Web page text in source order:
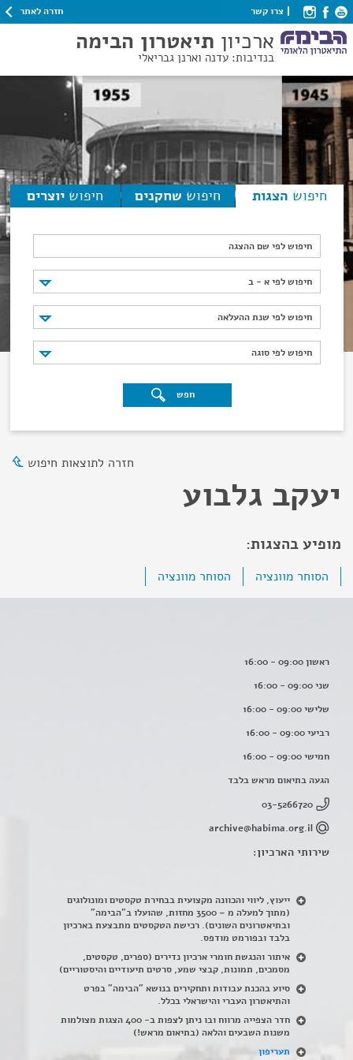
צרו קשר חזרה לאתר
ארכיון תיאטרון הבימה
בנדיבות: עדנה וארנן גבריאלי
חיפוש הצגות חיפוש שחקנים חיפוש יוצרים
חיפוש לפי שם ההצגה
חיפוש לפי א - ב
חיפוש לפי א - ב
חיפוש לפי שנת ההעלאה
חיפוש לפי שנת ההעלאה
חיפוש לפי סוגה
חיפוש לפי סוגה
חפש
חזרה לתוצאות חיפוש
יעקב גלבוע
מופיע בהצגות:
הסוחר מוונציה הסוחר מוונציה
ראשון 09:00 - 16:00
שני 09:00 - 16:00
שלישי 09:00 - 16:00
רביעי 09:00 - 16:00
חמישי 09:00 - 16:00
הגעה בתיאום מראש בלבד
03-5266720
archive@habima.org.il
שירותי הארכיון:
ייעוץ, ליווי והכוונה מקצועית בבחירת טקסטים ומונולוגים
(מתוך למעלה מ – 3500 מחזות, שהועלו ב"הבימה"
ובתיאטרונים השונים). רכישת הטקסטים מתבצעת בארכיון
בלבד ובפורמט מודפס.
איתור והנגשת חומרי ארכיון נדירים (ספרים, טקסטים,
מסמכים, תמונות, קבצי שמע, סרטים תיעודיים והיסטוריים)
סיוע בהכנת עבודות ותחקירים בנושא "הבימה" בפרט
והתיאטרון העברי והישראלי בכלל.
חדר הצפייה מרווח ובו ניתן לצפות ב- 400 הצגות מצולמות
משנות השבעים והלאה (בתיאום מראש!)
תעריפון